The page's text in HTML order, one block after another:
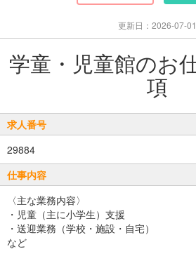
更新日：2026-07-01
学童・児童館のお
項
求人番号
29884
仕事内容
〈主な業務内容〉
・児童（主に小学生）支援
・送迎業務（学校・施設・自宅）
など